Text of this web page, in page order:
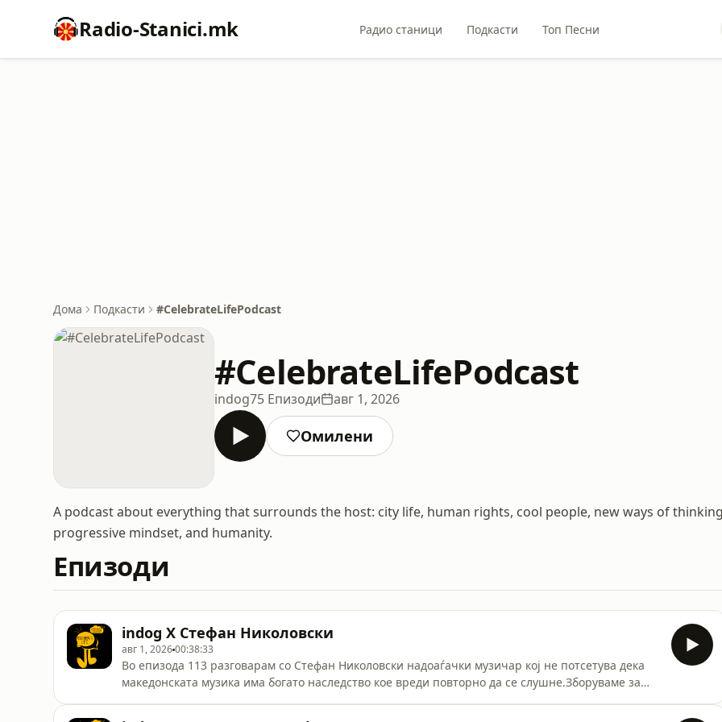
Radio-Stanici.mk Радио станици Подкасти Топ Песни
Дома Подкасти #CelebrateLifePodcast
#CelebrateLifePodcast
indog75 Епизоди авг 1, 2026
Омилени
A podcast about everything that surrounds the host: city life, human rights, cool people, new ways of
progressive mindset, and humanity.
Епизоди
indog X Стефан Николовски
авг 1, 202600:38:33
Во епизода 113 разговарам со Стефан Николовски надоаѓачки музичар кој не потсетува дека
македонската музика има богато наследство кое вреди повторно да се слушне.Зборуваме за